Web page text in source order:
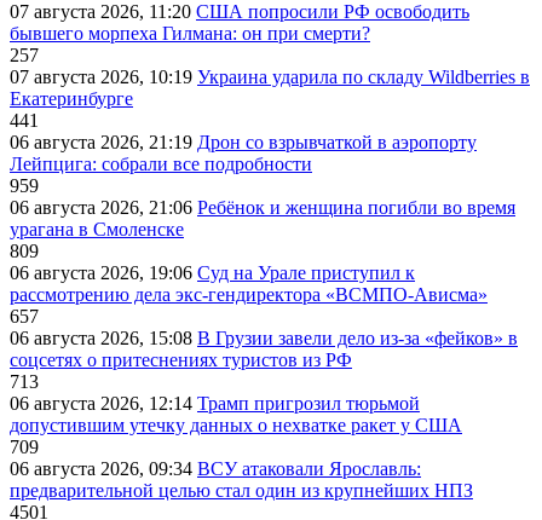
07 августа 2026, 11:20 США попросили РФ освободить
бывшего морпеха Гилмана: он при смерти?
257
07 августа 2026, 10:19 Украина ударила по складу Wildberries в
Екатеринбурге
441
06 августа 2026, 21:19 Дрон со взрывчаткой в аэропорту
Лейпцига: собрали все подробности
959
06 августа 2026, 21:06 Ребёнок и женщина погибли во время
урагана в Смоленске
809
06 августа 2026, 19:06 Суд на Урале приступил к
рассмотрению дела экс-гендиректора «ВСМПО-Ависма»
657
06 августа 2026, 15:08 В Грузии завели дело из-за «фейков» в
соцсетях о притеснениях туристов из РФ
713
06 августа 2026, 12:14 Трамп пригрозил тюрьмой
допустившим утечку данных о нехватке ракет у США
709
06 августа 2026, 09:34 ВСУ атаковали Ярославль:
предварительной целью стал один из крупнейших НПЗ
4501